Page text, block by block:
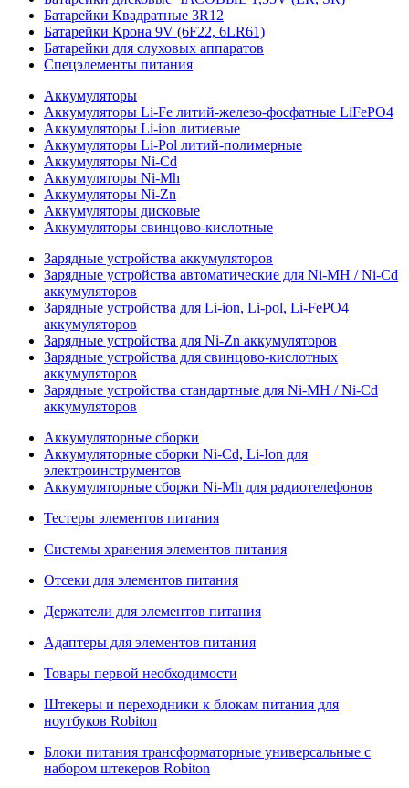
Батарейки Квадратные 3R12
Батарейки Крона 9V (6F22, 6LR61)
Батарейки для слуховых аппаратов
Спецэлементы питания
Аккумуляторы
Аккумуляторы Li-Fe литий-железо-фосфатные LiFePO4
Аккумуляторы Li-ion литиевые
Аккумуляторы Li-Pol литий-полимерные
Аккумуляторы Ni-Cd
Аккумуляторы Ni-Mh
Аккумуляторы Ni-Zn
Аккумуляторы дисковые
Аккумуляторы свинцово-кислотные
Зарядные устройства аккумуляторов
Зарядные устройства автоматические для Ni-MH / Ni-Cd
аккумуляторов
Зарядные устройства для Li-ion, Li-pol, Li-FePO4
аккумуляторов
Зарядные устройства для Ni-Zn аккумуляторов
Зарядные устройства для свинцово-кислотных
аккумуляторов
Зарядные устройства стандартные для Ni-MH / Ni-Cd
аккумуляторов
Аккумуляторные сборки
Аккумуляторные сборки Ni-Cd, Li-Ion для
электроинструментов
Аккумуляторные сборки Ni-Mh для радиотелефонов
Тестеры элементов питания
Системы хранения элементов питания
Отсеки для элементов питания
Держатели для элементов питания
Адаптеры для элементов питания
Товары первой необходимости
Штекеры и переходники к блокам питания для
ноутбуков Robiton
Блоки питания трансформаторные универсальные с
набором штекеров Robiton